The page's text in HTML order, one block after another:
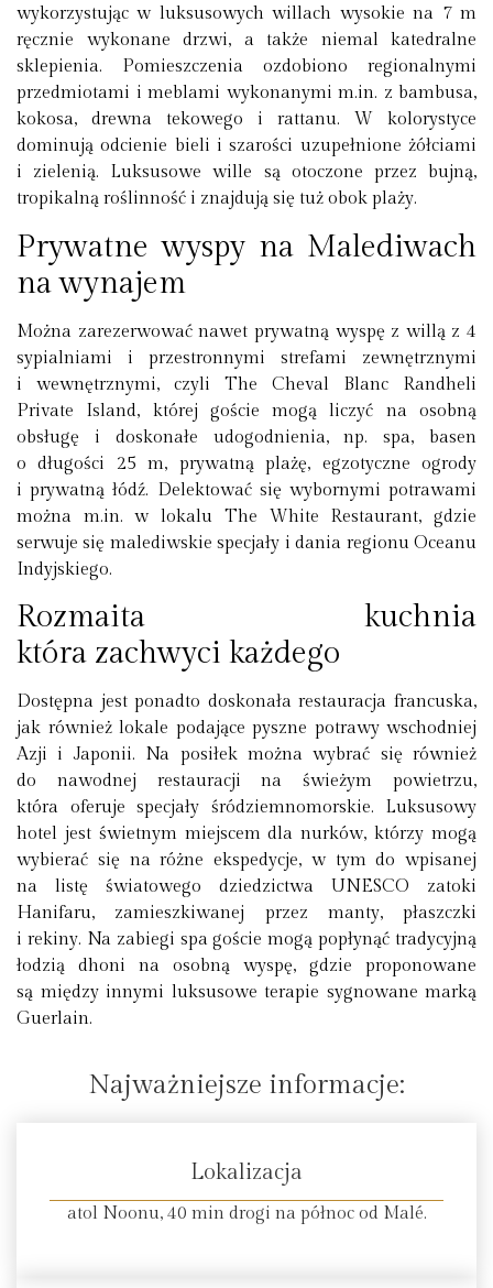
wykorzystując w luksusowych willach wysokie na 7 m
ręcznie wykonane drzwi, a także niemal katedralne
sklepienia. Pomieszczenia ozdobiono regionalnymi
przedmiotami i meblami wykonanymi m.in. z bambusa,
kokosa, drewna tekowego i rattanu. W kolorystyce
dominują odcienie bieli i szarości uzupełnione żółciami
i zielenią. Luksusowe wille są otoczone przez bujną,
tropikalną roślinność i znajdują się tuż obok plaży.
Prywatne wyspy na Malediwach
na wynajem
Można zarezerwować nawet prywatną wyspę z willą z 4
sypialniami i przestronnymi strefami zewnętrznymi
i wewnętrznymi, czyli The Cheval Blanc Randheli
Private Island, której goście mogą liczyć na osobną
obsługę i doskonałe udogodnienia, np. spa, basen
o długości 25 m, prywatną plażę, egzotyczne ogrody
i prywatną łódź. Delektować się wybornymi potrawami
można m.in. w lokalu The White Restaurant, gdzie
serwuje się malediwskie specjały i dania regionu Oceanu
Indyjskiego.
Rozmaita kuchnia
która zachwyci każdego
Dostępna jest ponadto doskonała restauracja francuska,
jak również lokale podające pyszne potrawy wschodniej
Azji i Japonii. Na posiłek można wybrać się również
do nawodnej restauracji na świeżym powietrzu,
która oferuje specjały śródziemnomorskie. Luksusowy
hotel jest świetnym miejscem dla nurków, którzy mogą
wybierać się na różne ekspedycje, w tym do wpisanej
na listę światowego dziedzictwa UNESCO zatoki
Hanifaru, zamieszkiwanej przez manty, płaszczki
i rekiny. Na zabiegi spa goście mogą popłynąć tradycyjną
łodzią dhoni na osobną wyspę, gdzie proponowane
są między innymi luksusowe terapie sygnowane marką
Guerlain.
Najważniejsze informacje:
Lokalizacja
atol Noonu, 40 min drogi na północ od Malé.